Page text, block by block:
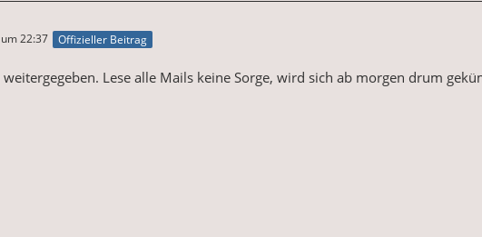
22:37 Offizieller Beitrag
weitergegeben. Lese alle Mails keine Sorge, wird sich ab morgen drum